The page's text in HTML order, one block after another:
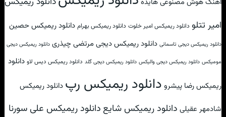
آهنگ هوش مصنوعی هایده
امیر تتلو دانلود ریمیکس امیر خلوت دانلود ریمیکس بهرام دانلود ریمیکس حصین
دانلود ریمیکس دیجی تاسمانی دانلود ریمیکس دیجی مرتضی چیذری دانلود ریمیکس دیجی
مومیکس دانلود ریمیکس دیجی والیکس دانلود ریمیکس دیجی گلد دانلود ریمیکس دیس لاو دانلود
ریمیکس رضا پیشرو دانلود ریمیکس رپ دانلود ریمیکس
شادمهر عقیلی دانلود ریمیکس شایع دانلود ریمیکس علی سورنا